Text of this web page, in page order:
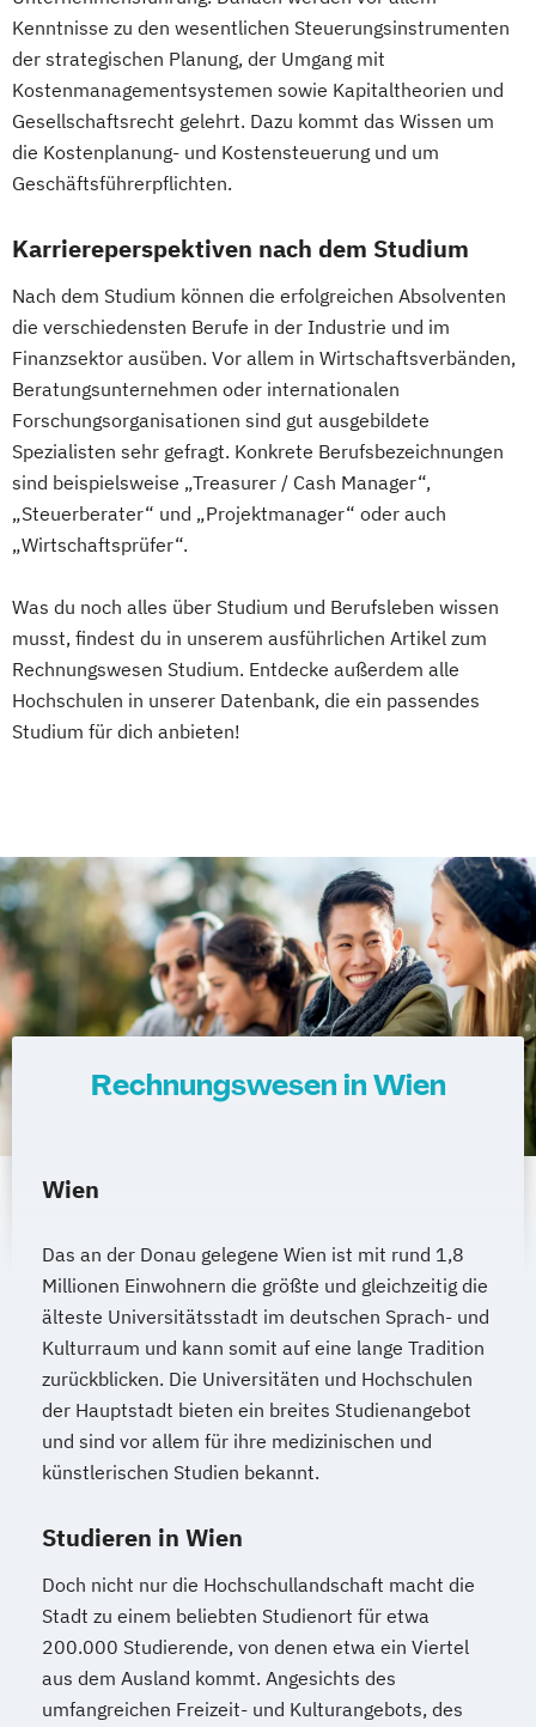
Kenntnisse zu den wesentlichen Steuerungsinstrumenten
der strategischen Planung, der Umgang mit
Kostenmanagementsystemen sowie Kapitaltheorien und
Gesellschaftsrecht gelehrt. Dazu kommt das Wissen um
die Kostenplanung- und Kostensteuerung und um
Geschäftsführerpflichten.
Karriereperspektiven nach dem Studium
Nach dem Studium können die erfolgreichen Absolventen
die verschiedensten Berufe in der Industrie und im
Finanzsektor ausüben. Vor allem in Wirtschaftsverbänden,
Beratungsunternehmen oder internationalen
Forschungsorganisationen sind gut ausgebildete
Spezialisten sehr gefragt. Konkrete Berufsbezeichnungen
sind beispielsweise „Treasurer / Cash Manager“,
„Steuerberater“ und „Projektmanager“ oder auch
„Wirtschaftsprüfer“.
Was du noch alles über Studium und Berufsleben wissen
musst, findest du in unserem ausführlichen Artikel zum
Rechnungswesen Studium. Entdecke außerdem alle
Hochschulen in unserer Datenbank, die ein passendes
Studium für dich anbieten!
Rechnungswesen in Wien
Wien
Das an der Donau gelegene Wien ist mit rund 1,8
Millionen Einwohnern die größte und gleichzeitig die
älteste Universitätsstadt im deutschen Sprach- und
Kulturraum und kann somit auf eine lange Tradition
zurückblicken. Die Universitäten und Hochschulen
der Hauptstadt bieten ein breites Studienangebot
und sind vor allem für ihre medizinischen und
künstlerischen Studien bekannt.
Studieren in Wien
Doch nicht nur die Hochschullandschaft macht die
Stadt zu einem beliebten Studienort für etwa
200.000 Studierende, von denen etwa ein Viertel
aus dem Ausland kommt. Angesichts des
umfangreichen Freizeit- und Kulturangebots, des